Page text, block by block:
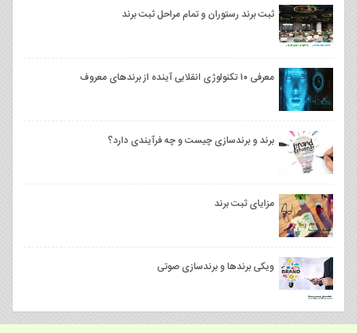
ثبت برند رستوران و تمام مراحل ثبت برند
معرفی ۱۰ تکنولوژی انقلابی آینده از برندهای معروف
برند و برندسازی چیست و چه فرآیندی دارد؟
مزایای ثبت برند
ویکی برندها و برندسازی صوتی